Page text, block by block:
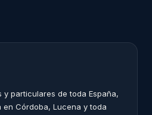
y particulares de toda España,
Córdoba, Lucena y toda